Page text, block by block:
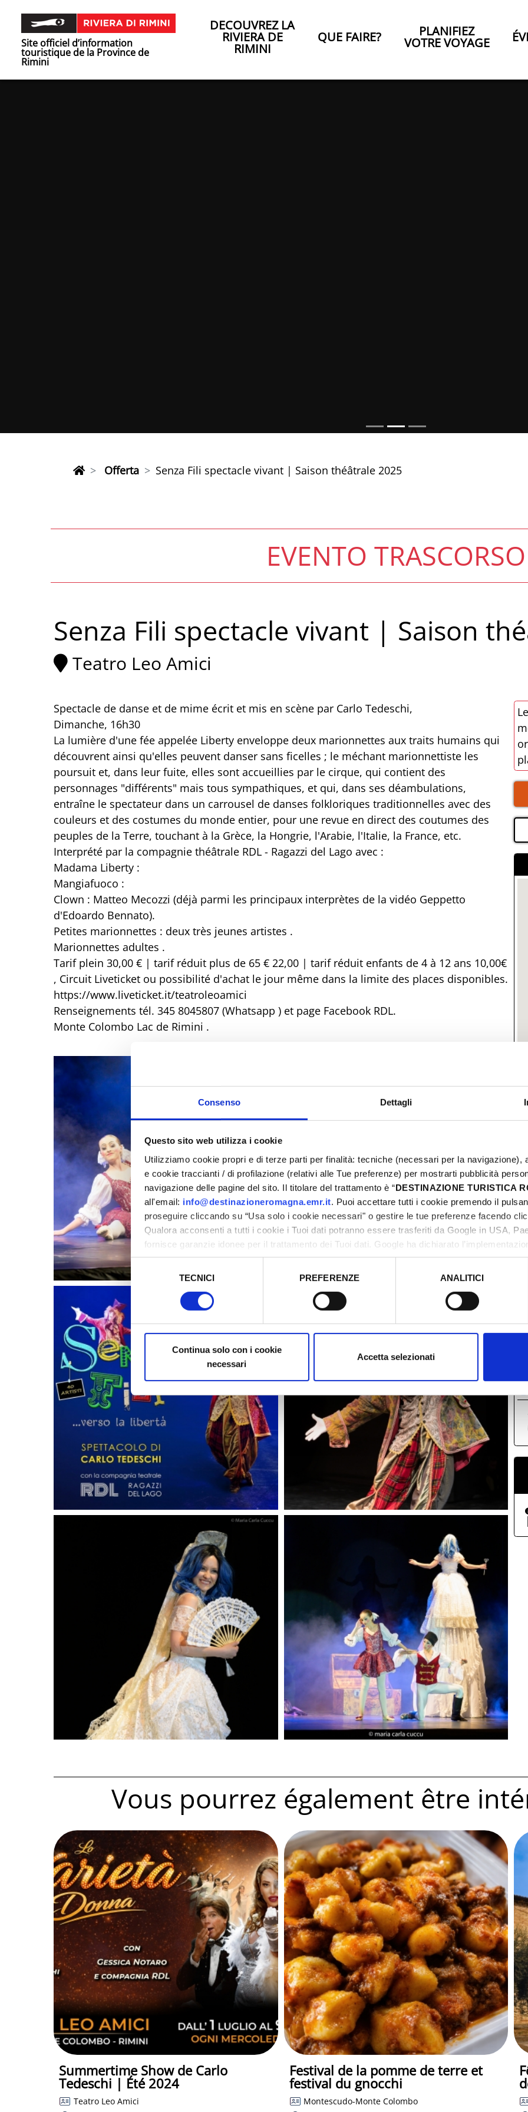
Consenso Dettagli
Questo sito web utilizza i cookie
Utilizziamo cookie propri e di terze parti per finalità: tecniche (necessari per la navigazione),
e cookie traccianti / di profilazione (relativi alle Tue preferenze) per mostrarti pubblicità
navigazione delle pagine del sito. Il titolare del trattamento è “DESTINAZIONE TURISTICA
all'email: info@destinazioneromagna.emr.it. Puoi accettare tutti i cookie premendo il
proseguire cliccando su “Usa solo i cookie necessari" o gestire le tue preferenze facendo clic
Qualora acconsenti a tutti i cookie i Tuoi dati potranno essere trasferiti da Google in USA,
fornisce garanzie idonee per il trattamento dei Tuoi dati. Google ha dichiarato
sicurezza a Tutela dei navigatori, che abbiamo valutato essere sufficienti.
Selezione
TECNICI PREFERENZE ANALITICI
Continua solo con i cookie
necessari
Accetta selezionati
Site officiel d’information
touristique de la Province de
Rimini
DECOUVREZ LA
RIVIERA DE
RIMINI
QUE FAIRE? PLANIFIEZ
VOTRE VOYAGE
Offerta Senza Fili spectacle vivant | Saison théâtrale 2025
EVENTO TRASCORSO
Senza Fili spectacle vivant | Saison
Teatro Leo Amici
Spectacle de danse et de mime écrit et mis en scène par Carlo Tedeschi,
Dimanche, 16h30
La lumière d'une fée appelée Liberty enveloppe deux marionnettes aux traits humains qui
découvrent ainsi qu'elles peuvent danser sans ficelles ; le méchant marionnettiste les
poursuit et, dans leur fuite, elles sont accueillies par le cirque, qui contient des
personnages "différents" mais tous sympathiques, et qui, dans ses déambulations,
entraîne le spectateur dans un carrousel de danses folkloriques traditionnelles avec des
couleurs et des costumes du monde entier, pour une revue en direct des coutumes des
peuples de la Terre, touchant à la Grèce, la Hongrie, l'Arabie, l'Italie, la France, etc.
Interprété par la compagnie théâtrale RDL - Ragazzi del Lago avec :
Madama Liberty :
Mangiafuoco :
Clown : Matteo Mecozzi (déjà parmi les principaux interprètes de la vidéo Geppetto
d'Edoardo Bennato).
Petites marionnettes : deux très jeunes artistes .
Marionnettes adultes .
Tarif plein 30,00 € | tarif réduit plus de 65 € 22,00 | tarif réduit enfants de 4 à 12 ans 10,00€
, Circuit Liveticket ou possibilité d'achat le jour même dans la limite des places disponibles.
https://www.liveticket.it/teatroleoamici
Renseignements tél. 345 8045807 (Whatsapp ) et page Facebook RDL.
Monte Colombo Lac de Rimini .
Vous pourrez également être
Summertime Show de Carlo
Tedeschi | Été 2024
Teatro Leo Amici
Festival de la pomme de terre et
festival du gnocchi
Montescudo-Monte Colombo